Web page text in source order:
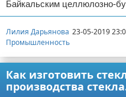
Байкальским целлюлозно-
Лилия Дарьянова 23-05-2019
Промышленность
Как изготовить
производства